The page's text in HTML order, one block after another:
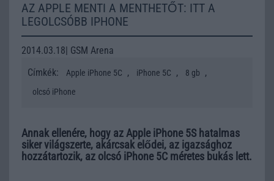
AZ APPLE MENTI A MENTHETŐT: ITT A
LEGOLCSÓBB IPHONE
2014.03.18| GSM Arena
Címkék:
Apple iPhone 5C , iPhone 5C , 8 gb ,
olcsó iPhone
Annak ellenére, hogy az Apple iPhone 5S hatalmas
siker világszerte, akárcsak elődei, az igazsághoz
hozzátartozik, az olcsó iPhone 5C méretes bukás lett.